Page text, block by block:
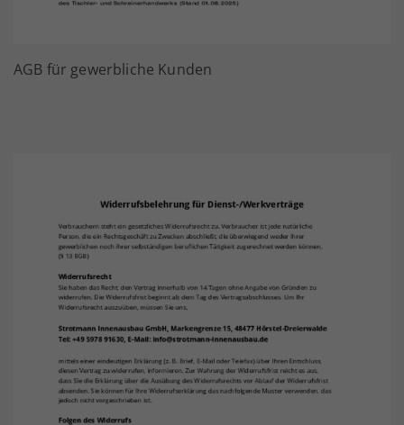
AGB für gewerbliche Kunden